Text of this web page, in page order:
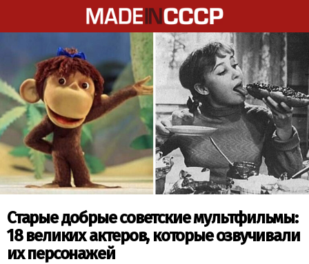
Старые добрые советские мультфильмы:
18 великих актеров, которые озвучивали
их персонажей